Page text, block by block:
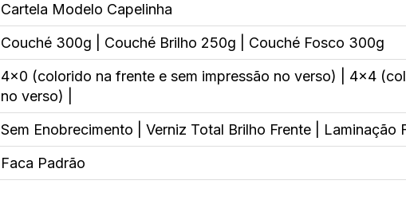
Cartela Modelo Capelinha
Couché 300g | Couché Brilho 250g | Couché Fosco 300g
4x0 (colorido na frente e sem impressão no verso) | 4x4
no verso) |
Sem Enobrecimento | Verniz Total Brilho Frente | Laminação
Faca Padrão